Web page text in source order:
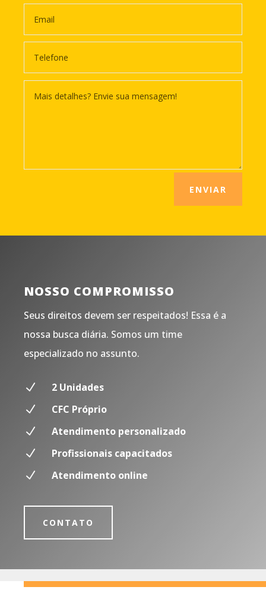
ENVIAR
NOSSO COMPROMISSO
Seus direitos devem ser respeitados! Essa é a
nossa busca diária. Somos um time
especializado no assunto.
N
2 Unidades
N
CFC Próprio
N
Atendimento personalizado
N
Profissionais capacitados
N
Atendimento online
CONTATO